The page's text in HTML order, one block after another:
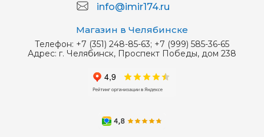
info@imir174.ru
Магазин в Челябинске
Телефон: +7 (351) 248-85-63; +7 (999) 585-36-65
Адрес: г. Челябинск, Проспект Победы, дом 238